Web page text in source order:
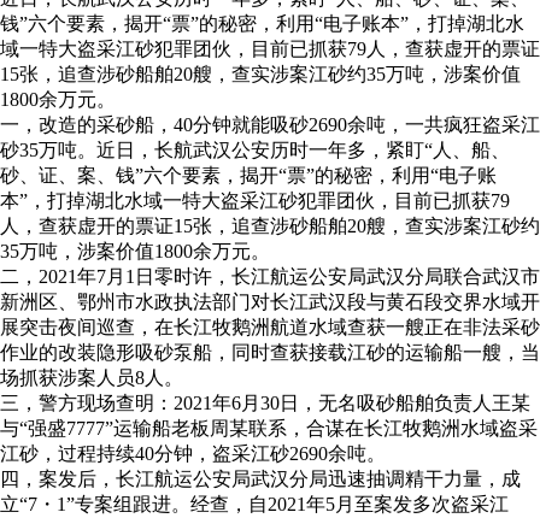
钱”六个要素，揭开“票”的秘密，利用“电子账本”，打掉湖北水
域一特大盗采江砂犯罪团伙，目前已抓获79人，查获虚开的票证
15张，追查涉砂船舶20艘，查实涉案江砂约35万吨，涉案价值
1800余万元。
一，改造的采砂船，40分钟就能吸砂2690余吨，一共疯狂盗采江
砂35万吨。近日，长航武汉公安历时一年多，紧盯“人、船、
砂、证、案、钱”六个要素，揭开“票”的秘密，利用“电子账
本”，打掉湖北水域一特大盗采江砂犯罪团伙，目前已抓获79
人，查获虚开的票证15张，追查涉砂船舶20艘，查实涉案江砂约
35万吨，涉案价值1800余万元。
二，2021年7月1日零时许，长江航运公安局武汉分局联合武汉市
新洲区、鄂州市水政执法部门对长江武汉段与黄石段交界水域开
展突击夜间巡查，在长江牧鹅洲航道水域查获一艘正在非法采砂
作业的改装隐形吸砂泵船，同时查获接载江砂的运输船一艘，当
场抓获涉案人员8人。
三，警方现场查明：2021年6月30日，无名吸砂船舶负责人王某
与“强盛7777”运输船老板周某联系，合谋在长江牧鹅洲水域盗采
江砂，过程持续40分钟，盗采江砂2690余吨。
四，案发后，长江航运公安局武汉分局迅速抽调精干力量，成
立“7・1”专案组跟进。经查，自2021年5月至案发多次盗采江